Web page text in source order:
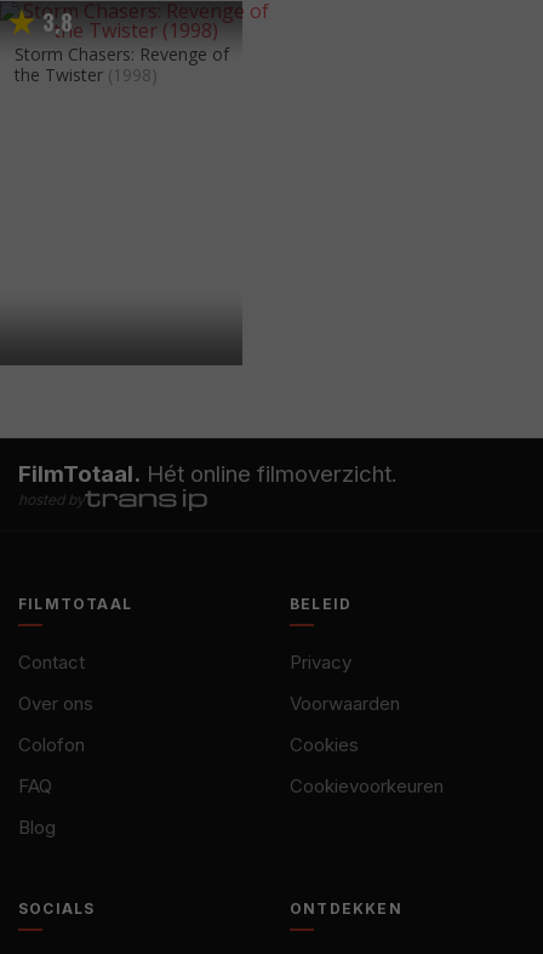
3,8
Storm Chasers: Revenge of
the Twister (1998)
FilmTotaal. Hét online filmoverzicht.
hosted by
FILMTOTAAL
Contact
Over ons
Colofon
FAQ
Blog
BELEID
Privacy
Voorwaarden
Cookies
Cookievoorkeuren
SOCIALS ONTDEKKEN